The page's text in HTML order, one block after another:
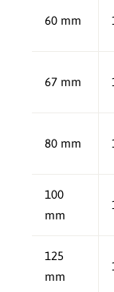
60 mm
67 mm
80 mm
100
mm
125
mm